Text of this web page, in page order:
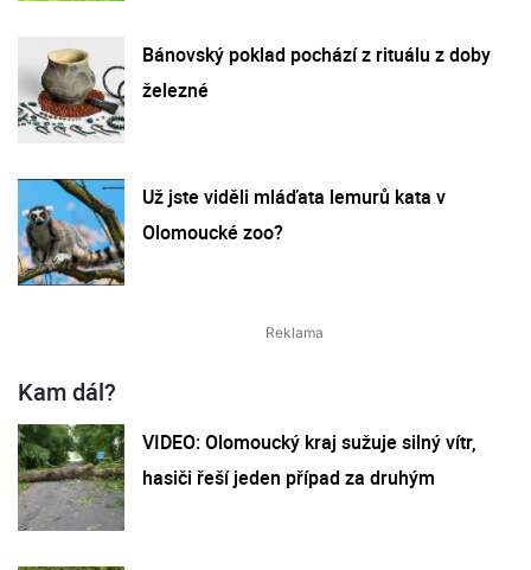
Bánovský poklad pochází z rituálu z doby
železné
Už jste viděli mláďata lemurů kata v
Olomoucké zoo?
Kam dál?
VIDEO: Olomoucký kraj sužuje silný vítr,
hasiči řeší jeden případ za druhým